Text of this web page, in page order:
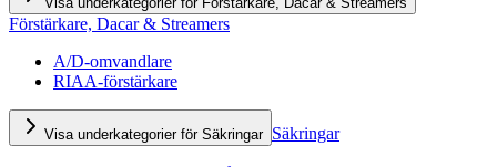
Förstärkare, Dacar & Streamers
A/D-omvandlare
RIAA-förstärkare
Visa underkategorier för Säkringar Säkringar